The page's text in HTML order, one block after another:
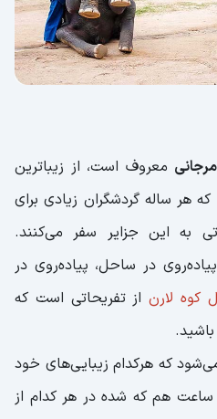
معروف است، از زیباترین
هر ساله گردشگران زیادی برای
به این جزایر سفر می‌کنند.
در ساحل، پیاده‌روی در
کوه لارناز تفریحاتی است که
شامل می‌شود که هرکدام زیبایی‌های خود
ساعت هم که شده در هر کدام از